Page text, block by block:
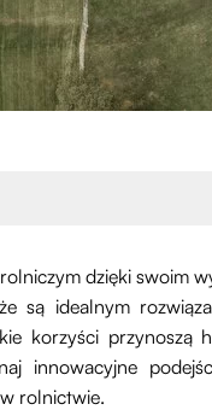
dzięki swoim
są idealnym
korzyści przynoszą
innowacyjne
rolnictwie.